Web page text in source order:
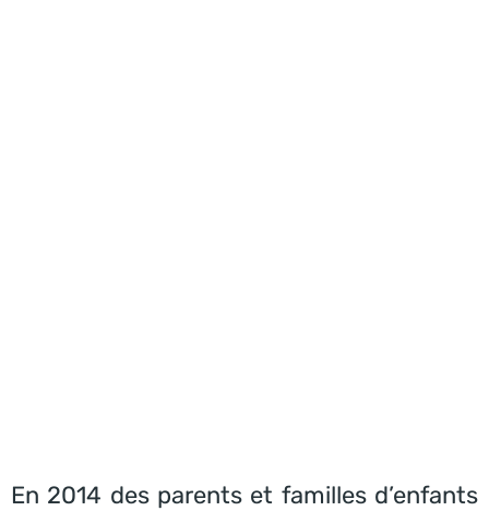
En 2014 des parents et familles d’enfants